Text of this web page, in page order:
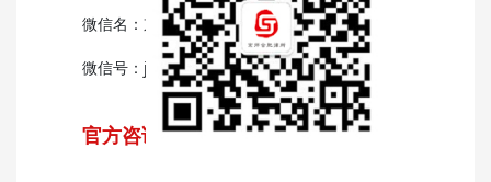
微信名：京师合肥
微信号：jingshhf
官方咨询热线：0551-62877355